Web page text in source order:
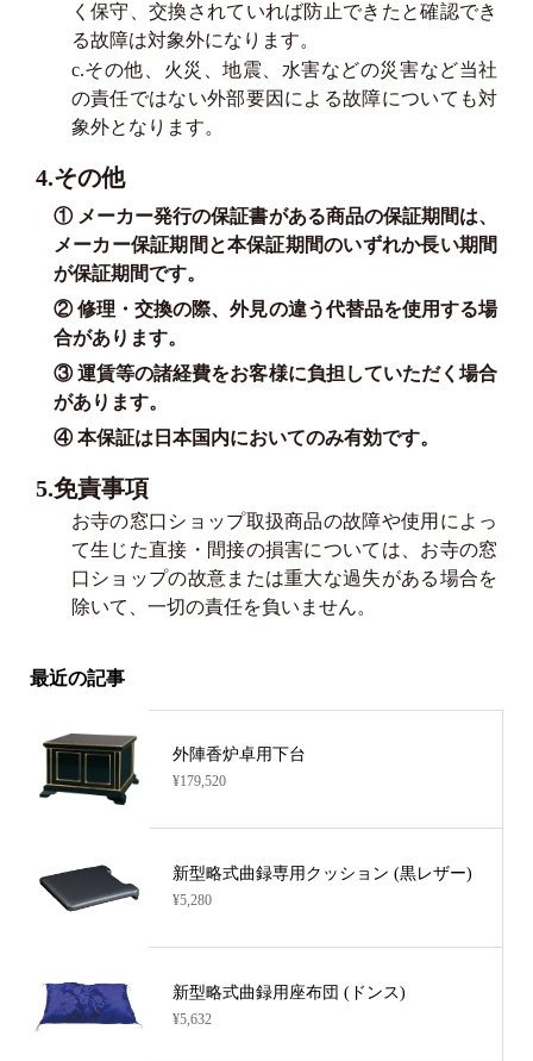
く保守、交換されていれば防止できたと確認でき
る故障は対象外になります。
c.その他、火災、地震、水害などの災害など当社
の責任ではない外部要因による故障についても対
象外となります。
4.その他
① メーカー発行の保証書がある商品の保証期間は、
メーカー保証期間と本保証期間のいずれか長い期間
が保証期間です。
② 修理・交換の際、外見の違う代替品を使用する場
合があります。
③ 運賃等の諸経費をお客様に負担していただく場合
があります。
④ 本保証は日本国内においてのみ有効です。
5.免責事項
お寺の窓口ショップ取扱商品の故障や使用によっ
て生じた直接・間接の損害については、お寺の窓
口ショップの故意または重大な過失がある場合を
除いて、一切の責任を負いません。
最近の記事
外陣香炉卓用下台
¥179,520
新型略式曲録専用クッション (黒レザー)
¥5,280
新型略式曲録用座布団 (ドンス)
¥5,632